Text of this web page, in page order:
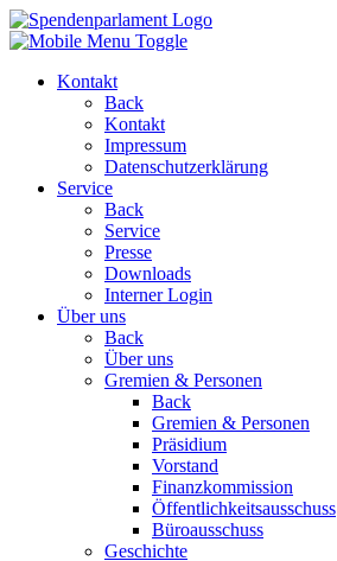
Kontakt
Back
Kontakt
Impressum
Datenschutzerklärung
Service
Back
Service
Presse
Downloads
Interner Login
Über uns
Back
Über uns
Gremien & Personen
Back
Gremien & Personen
Präsidium
Vorstand
Finanzkommission
Öffentlichkeitsausschuss
Büroausschuss
Geschichte